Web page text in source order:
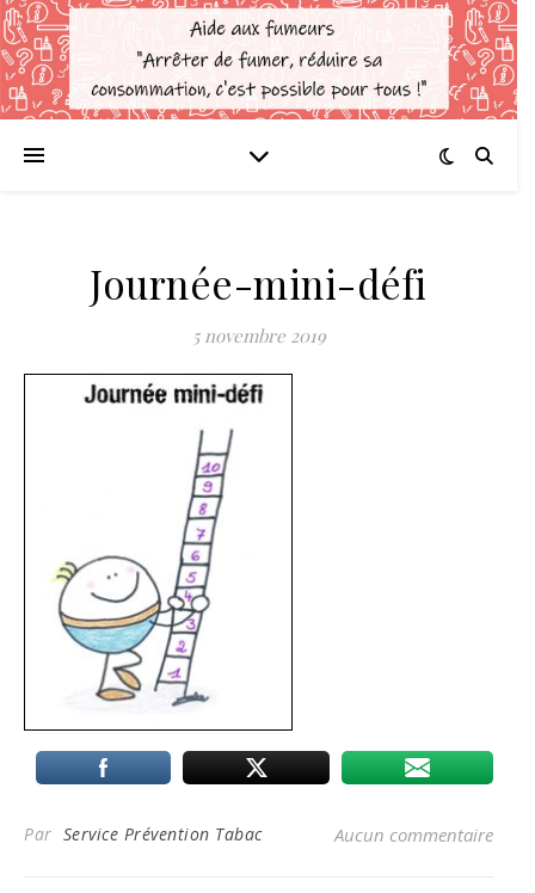
Journée-mini-défi
5 novembre 2019
Par Service Prévention Tabac Aucun commentaire